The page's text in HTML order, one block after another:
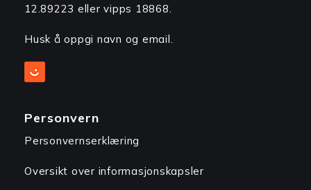
12.89223 eller vipps 18868.
Husk å oppgi navn og email.
Personvern
Personvernserklæring
Oversikt over informasjonskapsler